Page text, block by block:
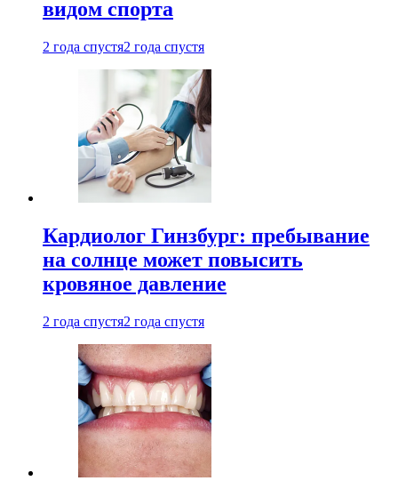
видом спорта
2 года спустя2 года спустя
Кардиолог Гинзбург: пребывание
на солнце может повысить
кровяное давление
2 года спустя2 года спустя